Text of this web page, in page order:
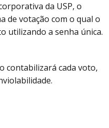
da USP, o
de votação com o qual o
utilizando a senha única.
contabilizará cada voto,